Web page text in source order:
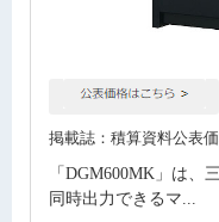
掲載誌：積算資料公表
「DGM600MK」は、
同時出力できるマ...